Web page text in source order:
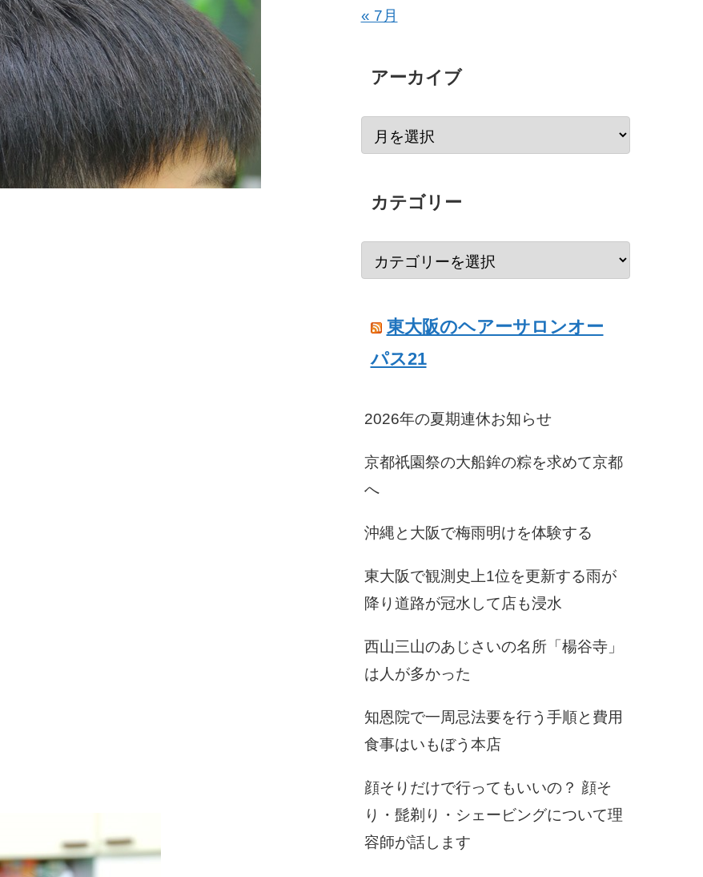
« 7月
アーカイブ
カテゴリー
東大阪のヘアーサロンオー
パス21
2026年の夏期連休お知らせ
京都祇園祭の大船鉾の粽を求めて京都
へ
沖縄と大阪で梅雨明けを体験する
東大阪で観測史上1位を更新する雨が
降り道路が冠水して店も浸水
西山三山のあじさいの名所「楊谷寺」
は人が多かった
知恩院で一周忌法要を行う手順と費用
食事はいもぼう本店
顔そりだけで行ってもいいの？ 顔そ
り・髭剃り・シェービングについて理
容師が話します